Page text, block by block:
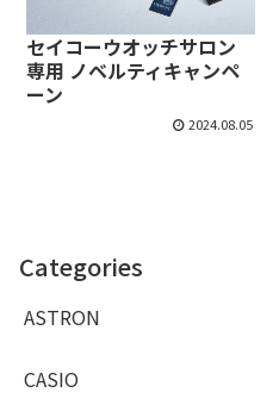
セイコーウオッチサロン
専用 ノベルティキャンペ
ーン
2024.08.05
Categories
ASTRON
CASIO